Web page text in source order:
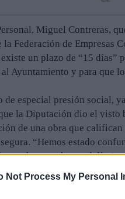
Not Process My Personal
Miguel Contreras,
Federación de Empresas
un plazo de “15 días”
Ayuntamiento y para que
especial presión social,
la Diputación dio el visto
de una obra que califican
“Hemos estado
octubre y es hasta el día 1,
antes de esa fecha, la
Alberto Castro.